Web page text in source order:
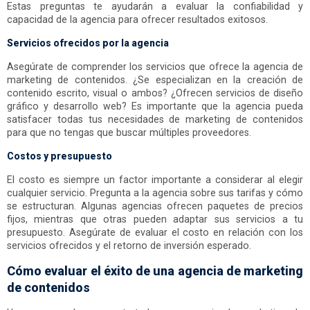
Estas preguntas te ayudarán a evaluar la confiabilidad y
capacidad de la agencia para ofrecer resultados exitosos.
Servicios ofrecidos por la agencia
Asegúrate de comprender los servicios que ofrece la agencia de
marketing de contenidos. ¿Se especializan en la creación de
contenido escrito, visual o ambos? ¿Ofrecen servicios de diseño
gráfico y desarrollo web? Es importante que la agencia pueda
satisfacer todas tus necesidades de marketing de contenidos
para que no tengas que buscar múltiples proveedores.
Costos y presupuesto
El costo es siempre un factor importante a considerar al elegir
cualquier servicio. Pregunta a la agencia sobre sus tarifas y cómo
se estructuran. Algunas agencias ofrecen paquetes de precios
fijos, mientras que otras pueden adaptar sus servicios a tu
presupuesto. Asegúrate de evaluar el costo en relación con los
servicios ofrecidos y el retorno de inversión esperado.
Cómo evaluar el éxito de una agencia de marketing
de contenidos